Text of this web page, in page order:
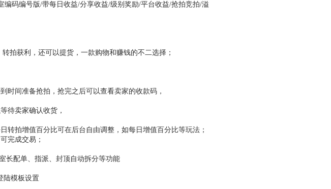
编码编号版/带每日收益/分享收益/级别奖励/平台收益/抢拍竞拍/溢
拍获利，还可以提货，一款购物和赚钱的不二选择；
时间准备抢拍，抢完之后可以查看卖家的收款码，
待卖家确认收货，
转拍增值百分比可在后台自由调整，如每日增值百分比等玩法；
完成交易；
长配单、指派、封顶自动拆分等功能
陆模板设置